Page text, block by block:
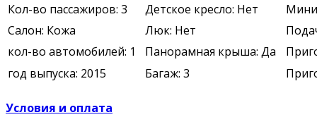
Кол-во пассажиров: 3 Детское кресло: Нет
Салон: Кожа
Люк: Нет
кол-во автомобилей: 1
Панорамная крыша: Да
год выпуска: 2015
Багаж: 3
Условия и оплата